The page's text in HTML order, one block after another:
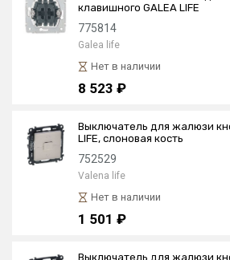
клавишного GALEA LIFE
775814
Galea life
Нет в наличии
8 523 ₽
Выключатель для жалюзи
LIFE, слоновая кость
752529
Valena life
Нет в наличии
1 501 ₽
Выключатель для жалюзи